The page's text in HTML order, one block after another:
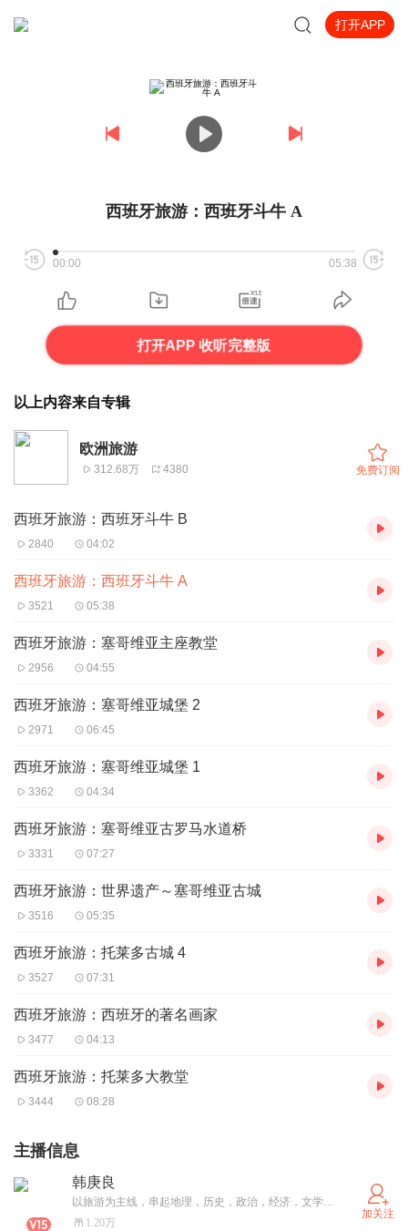
打开APP
西班牙旅游：西班牙斗牛 A
00:00 05:38
打开APP 收听完整版
以上内容来自专辑
欧洲旅游
312.68万 4380 免费订阅
西班牙旅游：西班牙斗牛 B
2840 04:02
西班牙旅游：西班牙斗牛 A
3521 05:38
西班牙旅游：塞哥维亚主座教堂
2956 04:55
西班牙旅游：塞哥维亚城堡 2
2971 06:45
西班牙旅游：塞哥维亚城堡 1
3362 04:34
西班牙旅游：塞哥维亚古罗马水道桥
3331 07:27
西班牙旅游：世界遗产～塞哥维亚古城
3516 05:35
西班牙旅游：托莱多古城 4
3527 07:31
西班牙旅游：西班牙的著名画家
3477 04:13
西班牙旅游：托莱多大教堂
3444 08:28
主播信息
韩庚良
以旅游为主线，串起地理，历史，政治，经济，文学，美术，音乐，名人轶事。 我现在有欧洲旅游，中国国内旅游，亚洲旅游，美国房车旅游，加拿大房车旅游等等以旅游为主的专辑。我在讲故事的过程中学到了很多知识，我很快乐。 我还有国际象棋，我唱我歌，朗诵唐诗宋词元曲的专辑，这是我的业余爱好，水平不高，算是我的自娱自乐吧。
1.20万
加关注